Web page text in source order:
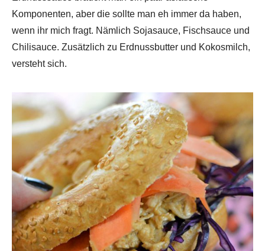
Komponenten, aber die sollte man eh immer da haben,
wenn ihr mich fragt. Nämlich Sojasauce, Fischsauce und
Chilisauce. Zusätzlich zu Erdnussbutter und Kokosmilch,
versteht sich.